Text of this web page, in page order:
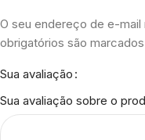
O seu endereço de e-mail
obrigatórios são
Sua avaliação
Sua avaliação sobre o